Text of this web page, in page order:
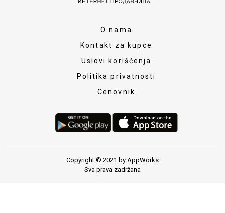
O nama
Kontakt za kupce
Uslovi korišćenja
Politika privatnosti
Cenovnik
Copyright © 2021 by AppWorks
Sva prava zadržana